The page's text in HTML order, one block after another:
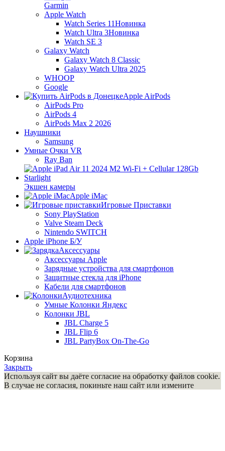
Garmin
Apple Watch
Watch Series 11Новинка
Watch Ultra 3Новинка
Watch SE 3
Galaxy Watch
Galaxy Watch 8 Classic
Galaxy Watch Ultra 2025
WHOOP
Google
Apple AirPods
AirPods Pro
AirPods 4
AirPods Max 2 2026
Наушники
Samsung
Умные Очки VR
Ray Ban
Экшен камеры
Apple iMac
Игровые Приставки
Sony PlayStation
Valve Steam Deck
Nintendo SWITCH
Apple iPhone Б/У
Аксессуары
Аксессуары Apple
Зарядные устройства для смартфонов
Защитные стекла для iPhone
Кабели для смартфонов
Аудиотехника
Умные Колонки Яндекс
Колонки JBL
JBL Charge 5
JBL Flip 6
JBL PartyBox On-The-Go
Корзина
Закрыть
Используя сайт вы даёте согласие на обработку файлов cookie.
В случае не согласия, покиньте наш сайт или измените